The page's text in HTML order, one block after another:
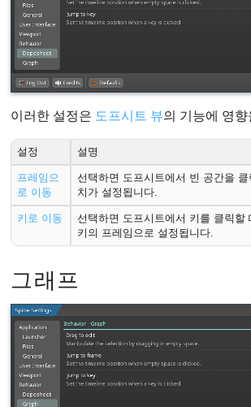
이러한 설정은 도프시트 뷰의 기능에 영
설정 설명
프레임으
로 이동
선택하면 도프시트에서 빈 공간을
치가 설정됩니다.
키로 이동
선택하면 도프시트에서 키를 클릭할
키의 프레임으로 설정됩니다.
그래프